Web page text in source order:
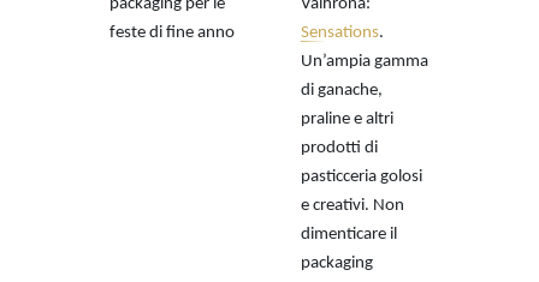
packaging per le
feste di fine anno
Valhrona:
Sensations.
Un’ampia gamma
di ganache,
praline e altri
prodotti di
pasticceria golosi
e creativi. Non
dimenticare il
packaging